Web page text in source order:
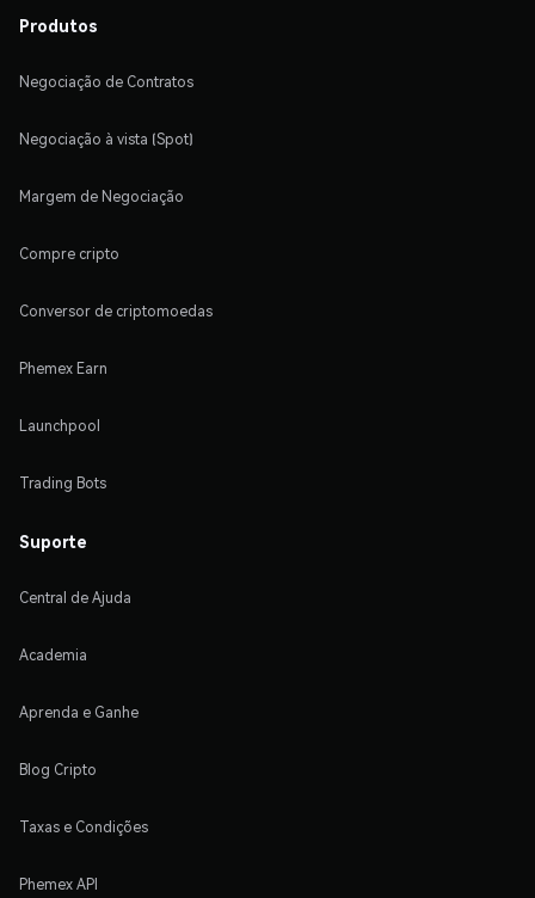
Produtos
Negociação de Contratos
Negociação à vista (Spot)
Margem de Negociação
Compre cripto
Conversor de criptomoedas
Phemex Earn
Launchpool
Trading Bots
Suporte
Central de Ajuda
Academia
Aprenda e Ganhe
Blog Cripto
Taxas e Condições
Phemex API